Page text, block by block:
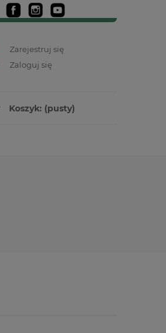
Zarejestruj się
Zaloguj się
Koszyk: (pusty)